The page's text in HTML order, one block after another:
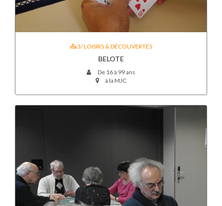
3/ LOISIRS & DÉCOUVERTES
BELOTE
De 16 à 99 ans
à la MJC